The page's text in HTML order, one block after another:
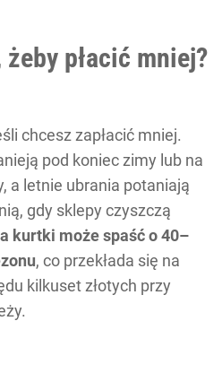
płacić mniej?
chcesz zapłacić mniej.
pod koniec zimy lub na
a letnie ubrania potaniają
gdy sklepy czyszczą
kurtki może spaść o 40–
, co przekłada się na
kilkuset złotych przy